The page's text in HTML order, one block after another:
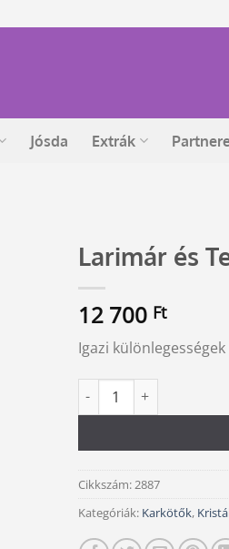
Jósda Extrák
Larimár és
12 700 Ft
Igazi
Larimár és Tejkvarc
Alternative:
Cikkszám:2887
Kategóriák: Karkötők,